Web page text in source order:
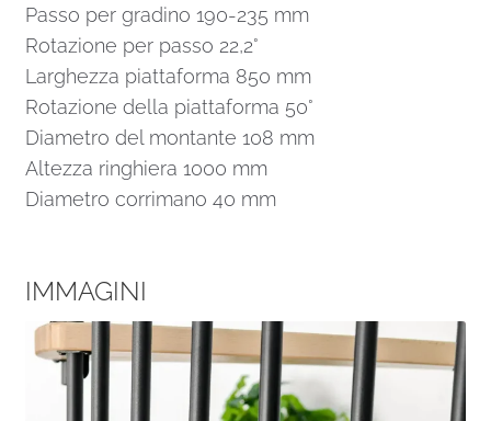
Passo per gradino 190-235 mm
Rotazione per passo 22,2°
Larghezza piattaforma 850 mm
Rotazione della piattaforma 50°
Diametro del montante 108 mm
Altezza ringhiera 1000 mm
Diametro corrimano 40 mm
IMMAGINI